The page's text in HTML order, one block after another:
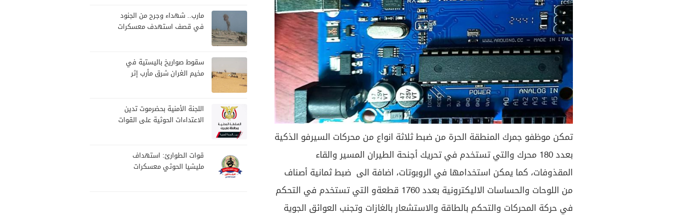
تمكن موظفو جمرك المنطقة الحرة من ضبط ثلاثة انواع من محركات السيرفو الذكية
بعدد 180 محرك والتي تستخدم في تحريك أجنحة الطيران المسير والقاء
المقذوفات، كما يمكن استخدامها في الروبوتات، اضافة الى ضبط ثمانية أصناف
من اللوحات والحساسات الاليكترونية بعدد 1760 قطعةو التي تستخدم في التحكم
في حركة المحركات والتحكم بالطاقة والاستشعار بالغازات وتجنب العوائق الجوية
مارب.. شهداء وجرح من الجنود
في قصف استهدف معسكرات
سقوط صواريخ باليستية في
مخيم الغران شرق مأرب إثر
اللجنة الأمنية بحضرموت تدين
الاعتداءات الحوثية على القوات
قوات الطوارئ: استهداف
مليشيا الحوثي معسكرات